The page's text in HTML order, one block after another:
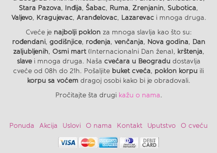
Stara Pazova, Inđija, Šabac, Ruma, Zrenjanin, Subotica,
Valjevo, Kragujevac, Aranđelovac, Lazarevaci mnoga druga.
Cveće je najbolji poklonza mnoga slavlja kao što su:
rođendani, godišnjice, rođenja, venčanja, Nova godina, Dan
zaljubljenih, Osmi mart(Internacionalni Dan žena), krštenja,
slavei mnoga druga. Naša cvećara u Beogradudostavlja
cveće od 08h do 21h. Pošaljite buket cveća, poklon korpu ili
korpu sa voćemdragoj osobi kako bi je obradovali.
Pročitajte šta drugi kažu o nama.
Ponuda Akcija Uslovi O nama Kontakt Uputstvo O cveću